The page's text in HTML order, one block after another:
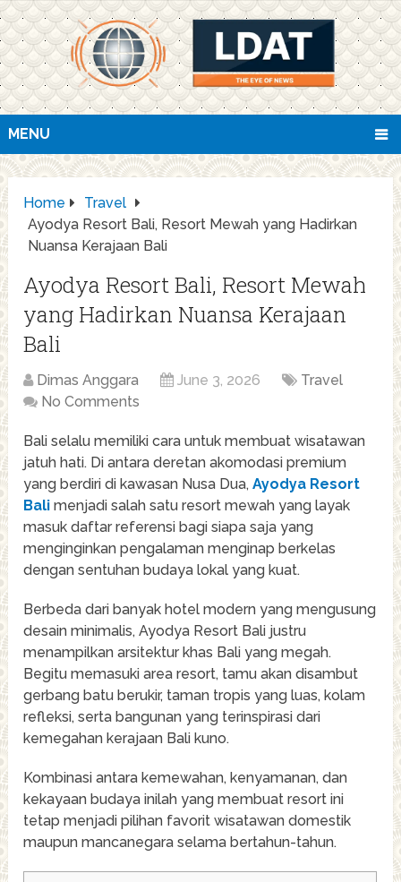
MENU
Home
Travel
Ayodya Resort Bali, Resort Mewah yang Hadirkan
Nuansa Kerajaan Bali
Ayodya Resort Bali, Resort Mewah
yang Hadirkan Nuansa Kerajaan
Bali
Dimas Anggara June 3, 2026
Travel
No Comments
Bali selalu memiliki cara untuk membuat wisatawan
jatuh hati. Di antara deretan akomodasi premium
yang berdiri di kawasan Nusa Dua,Ayodya Resort
Bali menjadi salah satu resort mewah yang layak
masuk daftar referensi bagi siapa saja yang
menginginkan pengalaman menginap berkelas
dengan sentuhan budaya lokal yang kuat.
Berbeda dari banyak hotel modern yang mengusung
desain minimalis, Ayodya Resort Bali justru
menampilkan arsitektur khas Bali yang megah.
Begitu memasuki area resort, tamu akan disambut
gerbang batu berukir, taman tropis yang luas, kolam
refleksi, serta bangunan yang terinspirasi dari
kemegahan kerajaan Bali kuno.
Kombinasi antara kemewahan, kenyamanan, dan
kekayaan budaya inilah yang membuat resort ini
tetap menjadi pilihan favorit wisatawan domestik
maupun mancanegara selama bertahun-tahun.